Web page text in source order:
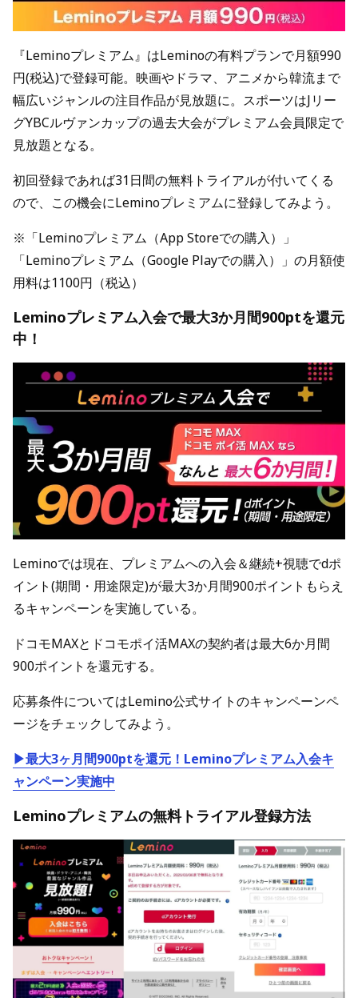
『Leminoプレミアム』はLeminoの有料プランで月額990
円(税込)で登録可能。映画やドラマ、アニメから韓流まで
幅広いジャンルの注目作品が見放題に。スポーツはJリー
グYBCルヴァンカップの過去大会がプレミアム会員限定で
見放題となる。
初回登録であれば31日間の無料トライアルが付いてくる
ので、この機会にLeminoプレミアムに登録してみよう。
※「Leminoプレミアム（App Storeでの購入）」
「Leminoプレミアム（Google Playでの購入）」の月額使
用料は1100円（税込）
Leminoプレミアム入会で最大3か月間900ptを還元
中！
Leminoでは現在、プレミアムへの入会＆継続+視聴でdポ
イント(期間・用途限定)が最大3か月間900ポイントもらえ
るキャンペーンを実施している。
ドコモMAXとドコモポイ活MAXの契約者は最大6か月間
900ポイントを還元する。
応募条件についてはLemino公式サイトのキャンペーンペ
ージをチェックしてみよう。
▶最大3ヶ月間900ptを還元！Leminoプレミアム入会キ
ャンペーン実施中
Leminoプレミアムの無料トライアル登録方法